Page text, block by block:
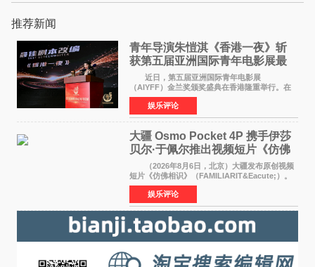
推荐新闻
青年导演朱愷淇《香港一夜》斩
获第五届亚洲国际青年电影展最
佳剧本改编奖
近日，第五届亚洲国际青年电影展
（AIYFF）金兰奖颁奖盛典在香港隆重举行。在
这场汇聚数百位海内外电影人、文化界人士及媒
体代表的亚洲青年影视盛会上，香港本土电影
《香港一夜》（Dawn in Ho
娱乐评论
大疆 Osmo Pocket 4P 携手伊莎
贝尔·于佩尔推出视频短片《仿佛
相识》
（2026年8月6日，北京）大疆发布原创视频
短片《仿佛相识》（FAMILIARIT&Eacute;）。
视频短片由戛纳国际电影节最佳女演员伊莎贝尔·
于佩尔（Isabelle Huppert）主演，全程使用大
疆首款双主摄口
娱乐评论